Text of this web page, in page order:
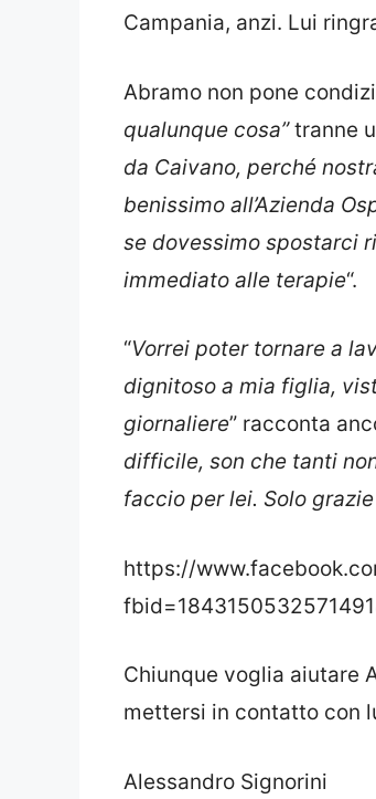
Campania, anzi. Lui
Abramo non pone
qualunque cosa”tranne
da Caivano, perché
benissimo all’Azienda
se dovessimo spostarci
immediato alle terapie“.
“Vorrei poter tornare a
dignitoso a mia figlia,
giornaliere” racconta
difficile, son che tanti
faccio per lei. Solo
https://
Chiunque voglia aiutare
mettersi in contatto con
Alessandro Signorini